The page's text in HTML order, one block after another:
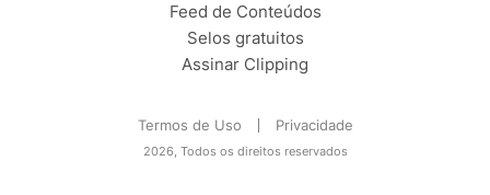
Feed de Conteúdos
Selos gratuitos
Assinar Clipping
Termos de Uso Privacidade
2026, Todos os direitos reservados